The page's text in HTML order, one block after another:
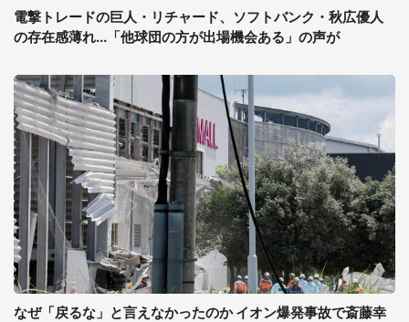
電撃トレードの巨人・リチャード、ソフトバンク・秋広優人
の存在感薄れ...「他球団の方が出場機会ある」の声が
なぜ「戻るな」と言えなかったのか イオン爆発事故で斎藤幸